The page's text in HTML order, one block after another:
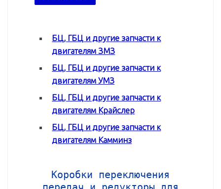
БЦ, ГБЦ и другие запчасти к
двигателям ЗМЗ
БЦ, ГБЦ и другие запчасти к
двигателям УМЗ
БЦ, ГБЦ и другие запчасти к
двигателям Крайслер
БЦ, ГБЦ и другие запчасти к
двигателям Камминз
Коробки переключения